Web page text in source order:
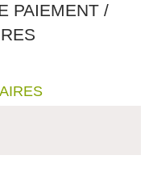
PAIEMENT /